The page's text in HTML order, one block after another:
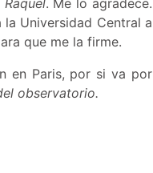
. Me lo agradece.
Universidad Central a
que me la firme.
en Paris, por si va por
observatorio.